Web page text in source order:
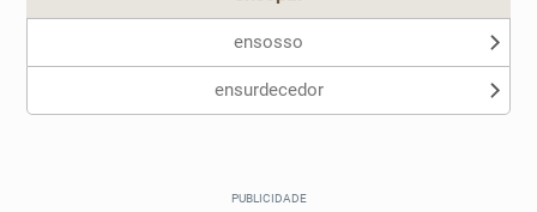
ensosso
ensurdecedor